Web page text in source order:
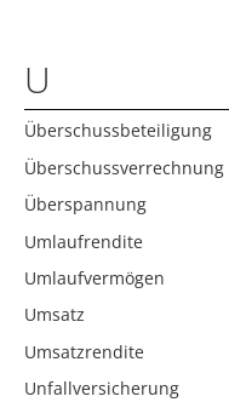
U
Überschussbeteiligung
Überschussverrechnung
Überspannung
Umlaufrendite
Umlaufvermögen
Umsatz
Umsatzrendite
Unfallversicherung